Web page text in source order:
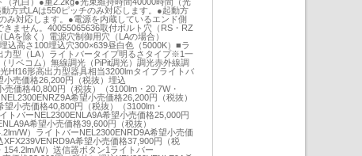
方式LAは550ピッチのみ対応します。●起動方
み対応します。●電源を内蔵しているエンド側
ません。40055065636取付ボルト穴（RS・RZ
を除く）電源穴制御用穴（LAの場合）
込高さ100埋込穴300×639昼白色（5000K）■ラ
力型（LA）ライトバータイプ明るさタイプ※1一
リベコム）無線調光（PiPit調光）調光赤外線調
Hf16形高出力型器具相当3200lmタイプライトバ
小売価格26,200円（税抜）埋込
売価格40,800円（税抜）（3100lm・20.7W・
希望小売価格26,200円（税抜）
望小売価格40,800円（税抜）（3100lm・
トバーNEL2300ENLA9A希望小売価格25,000円
希望小売価格39,600円（税抜）
W）ライトバーNEL2300ENRD9A希望小売価
希望小売価格37,900円（税
154.2lm/W）送信器ボタン1ライトバー